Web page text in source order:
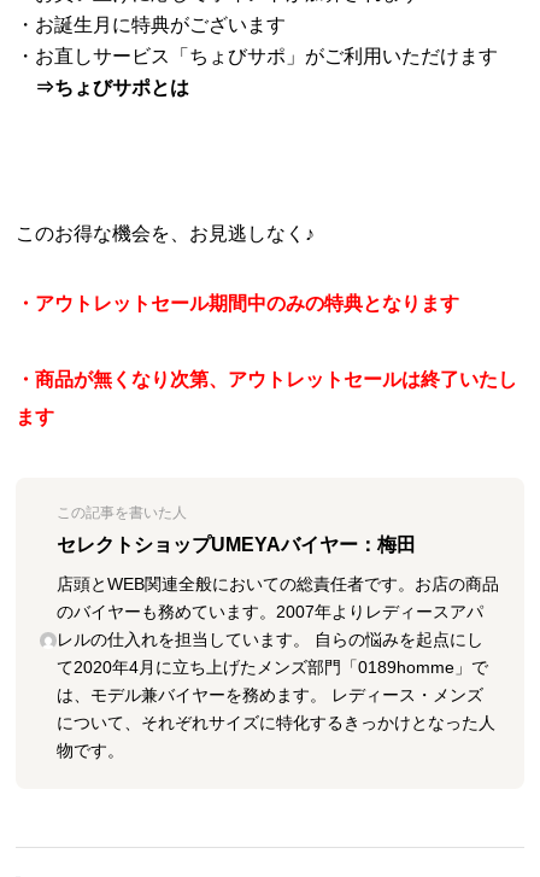
・お誕生月に特典がございます
・お直しサービス「ちょびサポ」がご利用いただけます
⇒ちょびサポとは
このお得な機会を、お見逃しなく♪
・アウトレットセール期間中のみの特典となります
・商品が無くなり次第、アウトレットセールは終了いたし
ます
この記事を書いた人
セレクトショップUMEYAバイヤー：梅田
店頭とWEB関連全般においての総責任者です。お店の商品
のバイヤーも務めています。2007年よりレディースアパ
レルの仕入れを担当しています。 自らの悩みを起点にし
て2020年4月に立ち上げたメンズ部門「0189homme」で
は、モデル兼バイヤーを務めます。 レディース・メンズ
について、それぞれサイズに特化するきっかけとなった人
物です。